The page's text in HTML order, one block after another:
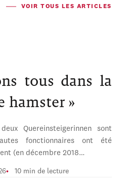
VOIR TOUS LES ARTICLES
tous dans la
hamster »
Quereinsteigerinnen sont
fonctionnaires ont été
(en décembre 2018…
10 min de lecture